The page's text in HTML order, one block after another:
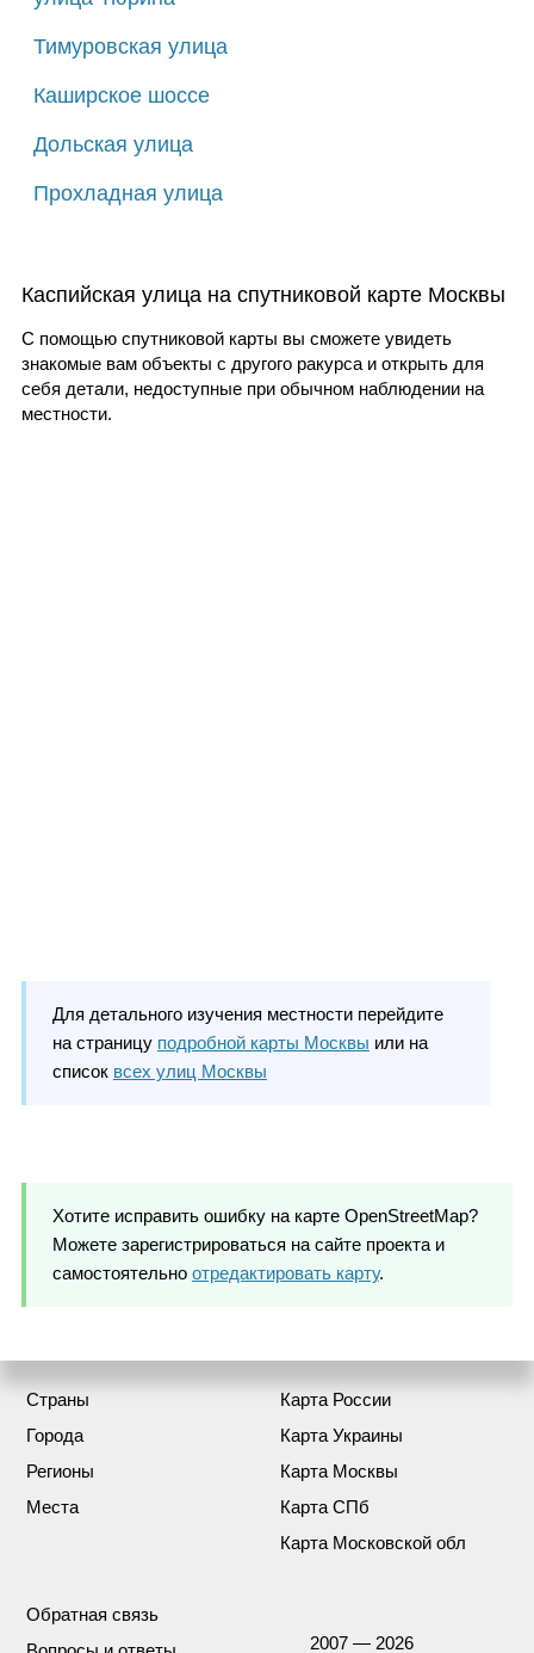
Тимуровская улица
Каширское шоссе
Дольская улица
Прохладная улица
Каспийская улица на спутниковой карте Москвы
С помощью спутниковой карты вы сможете увидеть
знакомые вам объекты с другого ракурса и открыть для
себя детали, недоступные при обычном наблюдении на
местности.
Для детального изучения местности перейдите
на страницу подробной карты Москвы или на
список всех улиц Москвы
Хотите исправить ошибку на карте OpenStreetMap?
Можете зарегистрироваться на сайте проекта и
самостоятельно отредактировать карту.
Страны
Города
Регионы
Места
Карта России
Карта Украины
Карта Москвы
Карта СПб
Карта Московской обл
Обратная связь
2007 — 2026